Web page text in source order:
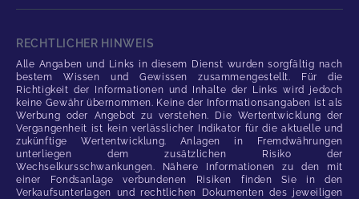
RECHTLICHER HINWEIS
Alle Angaben und Links in diesem Dienst wurden sorgfältig nach
bestem Wissen und Gewissen zusammengestellt. Für die
Richtigkeit der Informationen und Inhalte der Links wird jedoch
keine Gewähr übernommen. Keine der Informationsangaben ist als
Werbung oder Angebot zu verstehen. Die Wertentwicklung der
Vergangenheit ist kein verlässlicher Indikator für die aktuelle und
zukünftige Wertentwicklung. Anlagen in Fremdwährungen
unterliegen dem zusätzlichen Risiko der
Wechselkursschwankungen. Nähere Informationen zu den mit
einer Fondsanlage verbundenen Risiken finden Sie in den
Verkaufsunterlagen und rechtlichen Dokumenten des jeweiligen